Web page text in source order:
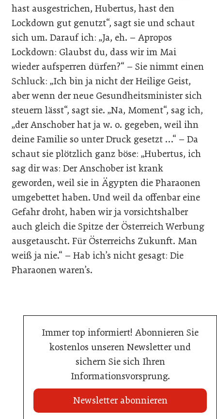
hast ausgestrichen, Hubertus, hast den
Lockdown gut genutzt“, sagt sie und schaut
sich um. Darauf ich: „Ja, eh. – Apropos
Lockdown: Glaubst du, dass wir im Mai
wieder aufsperren dürfen?“ – Sie nimmt einen
Schluck: „Ich bin ja nicht der Heilige Geist,
aber wenn der neue Gesundheitsminister sich
steuern lässt“, sagt sie. „Na, Moment“, sag ich,
„der Anschober hat ja w. o. gegeben, weil ihn
deine Familie so unter Druck gesetzt …“ – Da
schaut sie plötzlich ganz böse: „Hubertus, ich
sag dir was: Der Anschober ist krank
geworden, weil sie in Ägypten die Pharaonen
umgebettet haben. Und weil da offenbar eine
Gefahr droht, haben wir ja vorsichtshalber
auch gleich die Spitze der Österreich Werbung
ausgetauscht. Für Österreichs Zukunft. Man
weiß ja nie.“ – Hab ich’s nicht gesagt: Die
Pharaonen waren’s.
Immer top informiert! Abonnieren Sie
kostenlos unseren Newsletter und
sichern Sie sich Ihren
Informationsvorsprung.
Newsletter abonnieren